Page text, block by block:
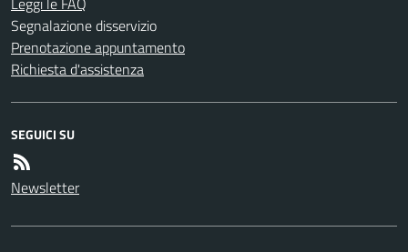
Segnalazione disservizio
Prenotazione appuntamento
Richiesta d'assistenza
SEGUICI SU
Newsletter